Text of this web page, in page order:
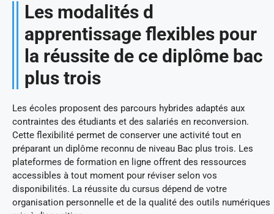
Les modalités d
apprentissage flexibles pour
la réussite de ce diplôme bac
plus trois
Les écoles proposent des parcours hybrides adaptés aux
contraintes des étudiants et des salariés en reconversion.
Cette flexibilité permet de conserver une activité tout en
préparant un diplôme reconnu de niveau Bac plus trois. Les
plateformes de formation en ligne offrent des ressources
accessibles à tout moment pour réviser selon vos
disponibilités. La réussite du cursus dépend de votre
organisation personnelle et de la qualité des outils numériques